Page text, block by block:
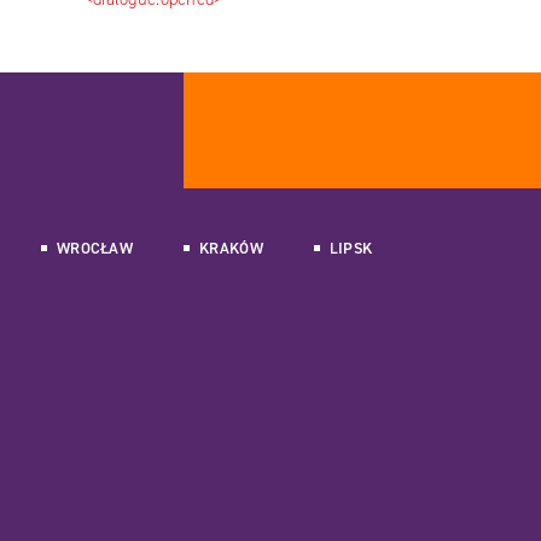
WROCŁAW KRAKÓW LIPSK